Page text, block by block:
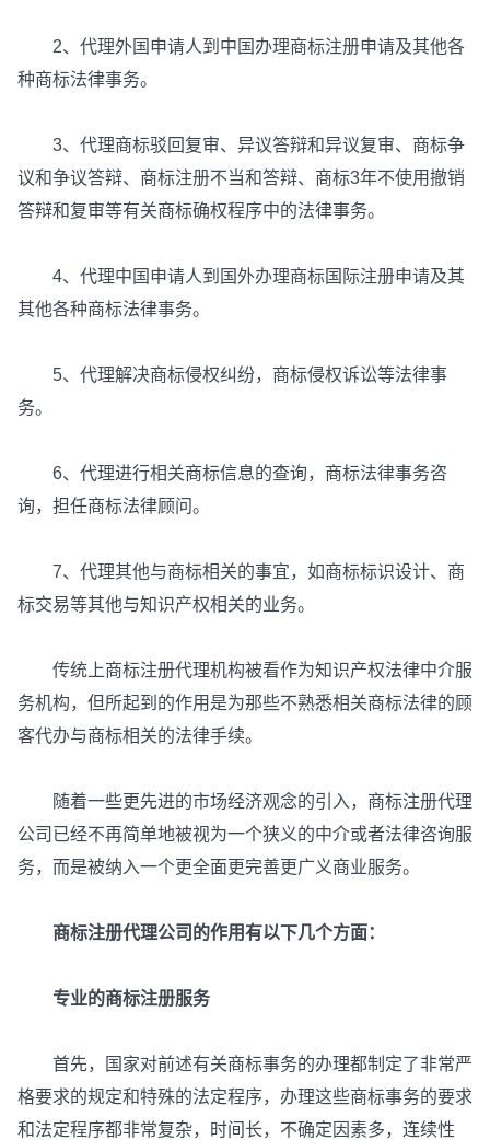
2、代理外国申请人到中国办理商标注册申请及其他各
种商标法律事务。
3、代理商标驳回复审、异议答辩和异议复审、商标争
议和争议答辩、商标注册不当和答辩、商标3年不使用撤销
答辩和复审等有关商标确权程序中的法律事务。
4、代理中国申请人到国外办理商标国际注册申请及其
其他各种商标法律事务。
5、代理解决商标侵权纠纷，商标侵权诉讼等法律事
务。
6、代理进行相关商标信息的查询，商标法律事务咨
询，担任商标法律顾问。
7、代理其他与商标相关的事宜，如商标标识设计、商
标交易等其他与知识产权相关的业务。
传统上商标注册代理机构被看作为知识产权法律中介服
务机构，但所起到的作用是为那些不熟悉相关商标法律的顾
客代办与商标相关的法律手续。
随着一些更先进的市场经济观念的引入，商标注册代理
公司已经不再简单地被视为一个狭义的中介或者法律咨询服
务，而是被纳入一个更全面更完善更广义商业服务。
商标注册代理公司的作用有以下几个方面：
专业的商标注册服务
首先，国家对前述有关商标事务的办理都制定了非常严
格要求的规定和特殊的法定程序，办理这些商标事务的要求
和法定程序都非常复杂，时间长，不确定因素多，连续性